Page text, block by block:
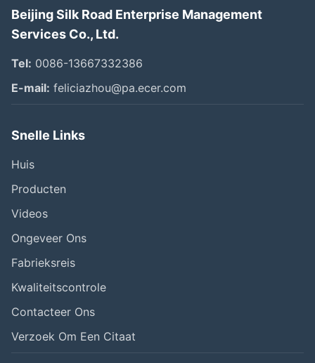
Beijing Silk Road Enterprise Management
Services Co., Ltd.
Tel: 0086-13667332386
E-mail: feliciazhou@pa.ecer.com
Snelle Links
Huis
Producten
Videos
Ongeveer Ons
Fabrieksreis
Kwaliteitscontrole
Contacteer Ons
Verzoek Om Een Citaat